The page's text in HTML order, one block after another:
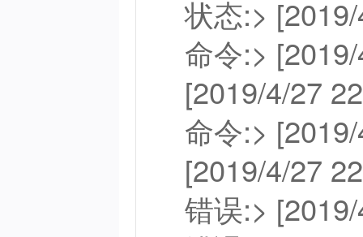
状态:>
命令:>
[2019/4/27
命令:>
[2019/4/27
错误:>